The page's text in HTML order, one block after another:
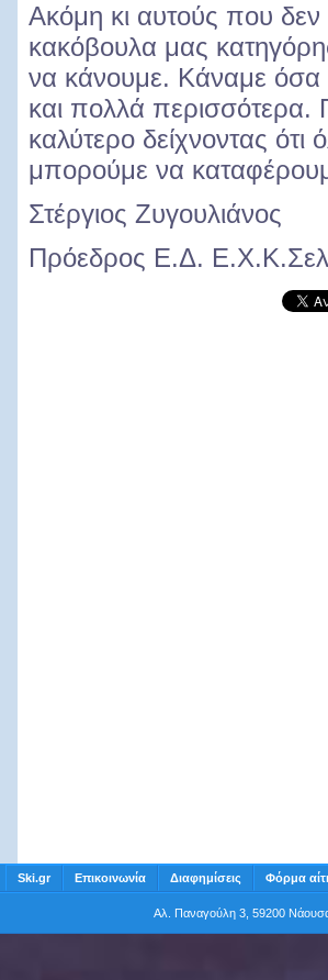
Ακόμη κι αυτούς που δεν
κακόβουλα μας
να κάνουμε. Κάναμε
και πολλά
καλύτερο δείχνοντας ότι
μπορούμε να
Στέργιος Ζυγουλιάνος
Πρόεδρος Ε.Δ.
Ski.gr Επικοινωνία Διαφημίσεις Φόρμα
Αλ. Παναγούλη 3, 59200